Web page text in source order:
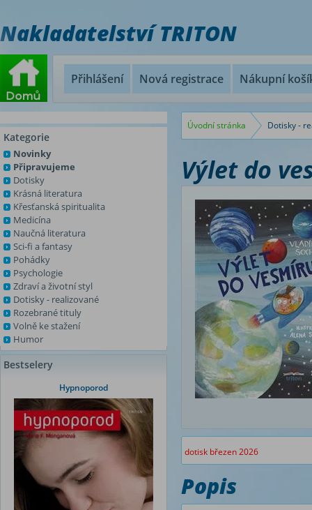
Nakladatelství TRITON
Přihlášení Nová registrace Nákupní
Kategorie
Novinky
Připravujeme
Dotisky
Krásná literatura
Křesťanská spiritualita
Medicína
Naučná literatura
Sci-fi a fantasy
Pohádky
Psychologie
Zdraví a životní styl
Dotisky - realizované
Rozebrané tituly
Volně ke stažení
Humor
Bestselery
Hypnoporod
Úvodní stránka Dotisky -
Výlet do
dotisk březen 2026
Popis